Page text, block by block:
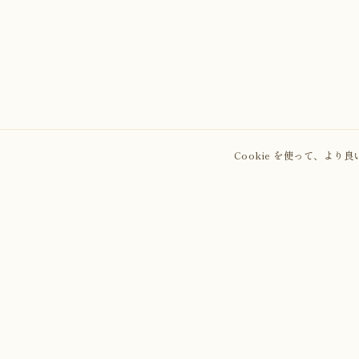
Cookie を使って、より良